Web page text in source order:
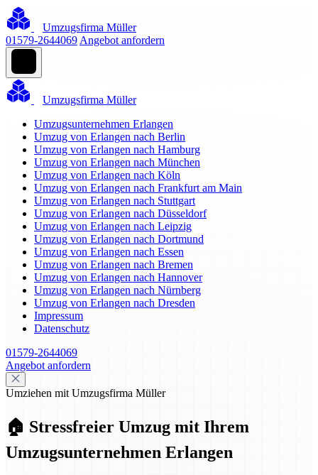
Umzugsfirma Müller
01579-2644069 Angebot anfordern
Umzugsfirma Müller
Umzugsunternehmen Erlangen
Umzug von Erlangen nach Berlin
Umzug von Erlangen nach Hamburg
Umzug von Erlangen nach München
Umzug von Erlangen nach Köln
Umzug von Erlangen nach Frankfurt am Main
Umzug von Erlangen nach Stuttgart
Umzug von Erlangen nach Düsseldorf
Umzug von Erlangen nach Leipzig
Umzug von Erlangen nach Dortmund
Umzug von Erlangen nach Essen
Umzug von Erlangen nach Bremen
Umzug von Erlangen nach Hannover
Umzug von Erlangen nach Nürnberg
Umzug von Erlangen nach Dresden
Impressum
Datenschutz
01579-2644069
Angebot anfordern
Umziehen mit Umzugsfirma Müller
🏠 Stressfreier Umzug mit Ihrem
Umzugsunternehmen Erlangen